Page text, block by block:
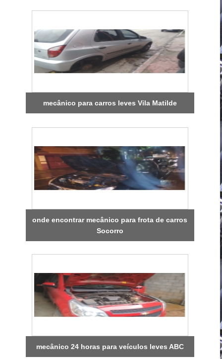
mecânico para carros leves Vila Matilde
onde encontrar mecânico para frota de carros
Socorro
mecânico 24 horas para veículos leves ABC